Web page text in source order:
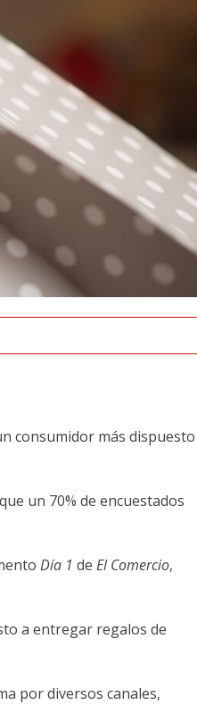
consumidor más dispuesto
un 70% de encuestados
Día 1 de El Comercio,
a entregar regalos de
por diversos canales,